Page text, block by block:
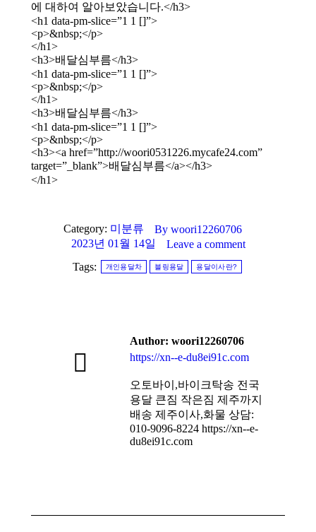
에 대하여 알아보았습니다.</h3>
<h1 data-pm-slice=”1 1 []”>
<p>&nbsp;</p>
</h1>
<h3>배달심부름</h3>
<h1 data-pm-slice=”1 1 []”>
<p>&nbsp;</p>
</h1>
<h3>배달심부름</h3>
<h1 data-pm-slice=”1 1 []”>
<p>&nbsp;</p>
<h3><a href=”http://woori0531226.mycafe24.com”
target=”_blank”>배달심부름</a></h3>
</h1>
Category: 미분류 By woori12260706
2023년 01월 14일
Leave a comment
Tags:
개인용달차 블링용달 용달이사란?
Author: woori12260706
https://xn--e-du8ei91c.com
오토바이,바이크탁송 전국
용달 큰짐 작은짐 제주까지
배송 제주이사,화물 상담:
010-9096-8224 https://xn--e-
du8ei91c.com